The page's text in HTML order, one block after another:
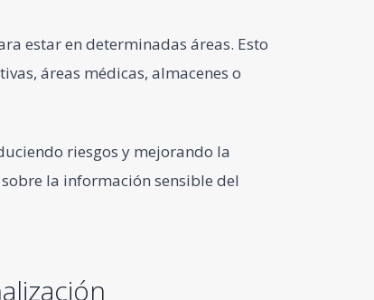
estar en determinadas áreas. Esto
áreas médicas, almacenes o
riesgos y mejorando la
la información sensible del